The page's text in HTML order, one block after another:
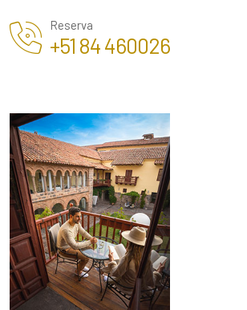
Reserva
+51 84 460026